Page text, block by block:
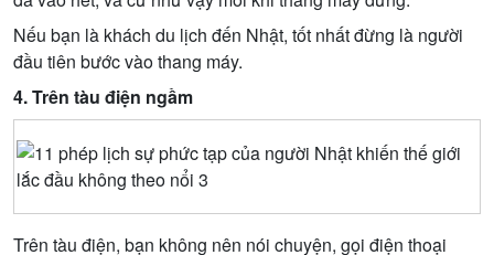
Nếu bạn là khách du lịch đến Nhật, tốt nhất đừng là người
đầu tiên bước vào thang máy.
4. Trên tàu điện ngầm
Trên tàu điện, bạn không nên nói chuyện, gọi điện thoại